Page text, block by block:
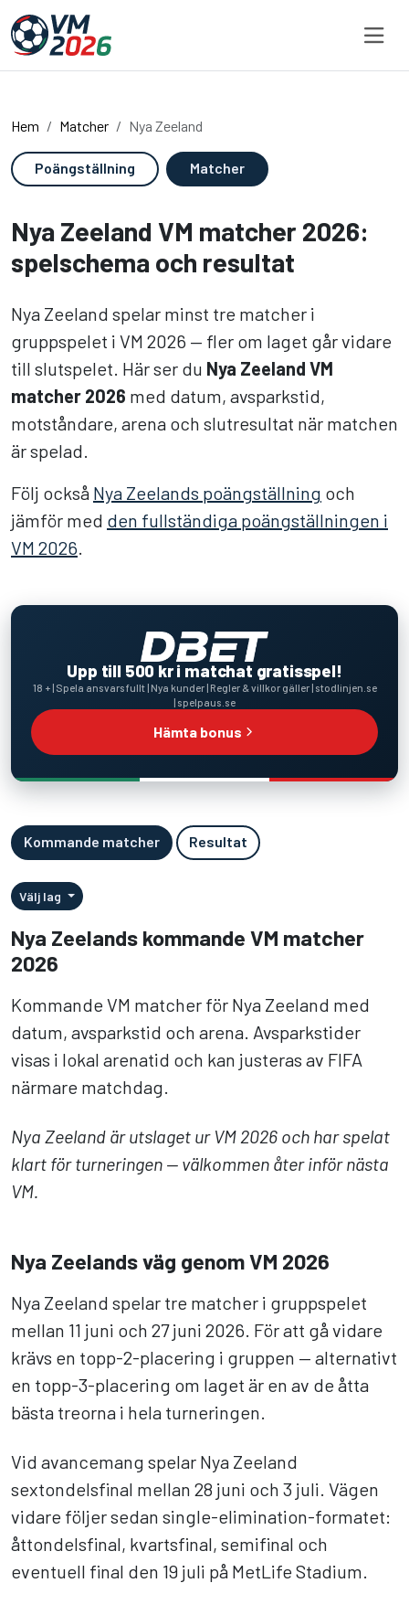
Hem Matcher Nya Zeeland
Poängställning Matcher
Nya Zeeland VM matcher 2026:
spelschema och resultat
Nya Zeeland spelar minst tre matcher i
gruppspelet i VM 2026 — fler om laget går vidare
till slutspelet. Här ser du Nya Zeeland VM
matcher 2026 med datum, avsparkstid,
motståndare, arena och slutresultat när matchen
är spelad.
Följ också Nya Zeelands poängställning och
jämför med den fullständiga poängställningen i
VM 2026
Upp till 500 kr i matchat gratisspel!
18 + | Spela ansvarsfullt | Nya kunder | Regler & villkor gäller | stodlinjen.se
| spelpaus.se
Hämta bonus
Kommande matcher Resultat
Välj lag
Nya Zeelands kommande VM matcher
2026
Kommande VM matcher för Nya Zeeland med
datum, avsparkstid och arena. Avsparkstider
visas i lokal arenatid och kan justeras av FIFA
närmare matchdag.
Nya Zeeland är utslaget ur VM 2026 och har spelat
klart för turneringen — välkommen åter inför nästa
VM.
Nya Zeelands väg genom VM 2026
Nya Zeeland spelar tre matcher i gruppspelet
mellan 11 juni och 27 juni 2026. För att gå vidare
krävs en topp-2-placering i gruppen — alternativt
en topp-3-placering om laget är en av de åtta
bästa treorna i hela turneringen.
Vid avancemang spelar Nya Zeeland
sextondelsfinal mellan 28 juni och 3 juli. Vägen
vidare följer sedan single-elimination-formatet:
åttondelsfinal, kvartsfinal, semifinal och
eventuell final den 19 juli på MetLife Stadium.